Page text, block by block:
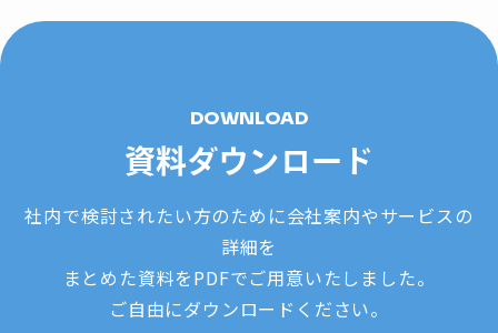
DOWNLOAD
資料ダウンロード
社内で検討されたい方のために会社案内やサービスの
詳細を
まとめた資料をPDFでご用意いたしました。
ご自由にダウンロードください。